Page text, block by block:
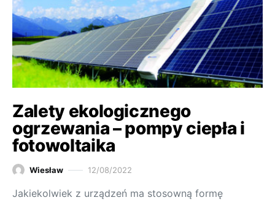
Zalety ekologicznego
ogrzewania – pompy ciepła i
fotowoltaika
Wiesław 12/08/2022
Jakiekolwiek z urządzeń ma stosowną formę